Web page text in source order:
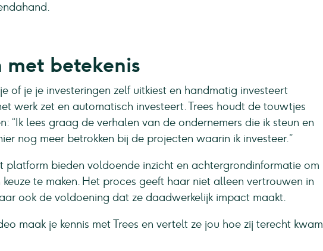
met betekenis
of je je investeringen zelf uitkiest en handmatig investeert
werk zet en automatisch investeert. Trees houdt de touwtjes
“Ik lees graag de verhalen van de ondernemers die ik steun en
nog meer betrokken bij de projecten waarin ik investeer.”
platform bieden voldoende inzicht en achtergrondinformatie om
te maken. Het proces geeft haar niet alleen vertrouwen in
ook de voldoening dat ze daadwerkelijk impact maakt.
maak je kennis met Trees en vertelt ze jou hoe zij terecht kwam